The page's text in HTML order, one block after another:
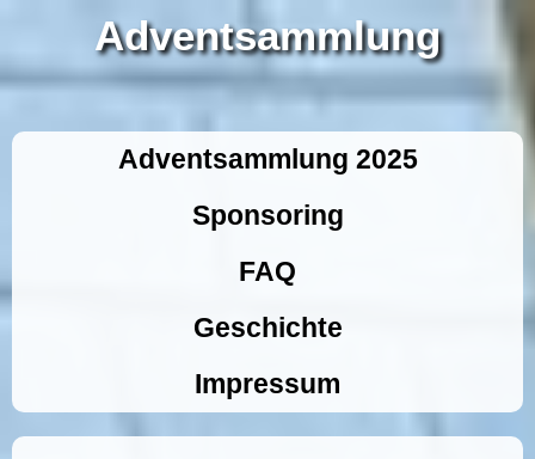
Adventsammlung
Adventsammlung 2025
Sponsoring
FAQ
Geschichte
Impressum